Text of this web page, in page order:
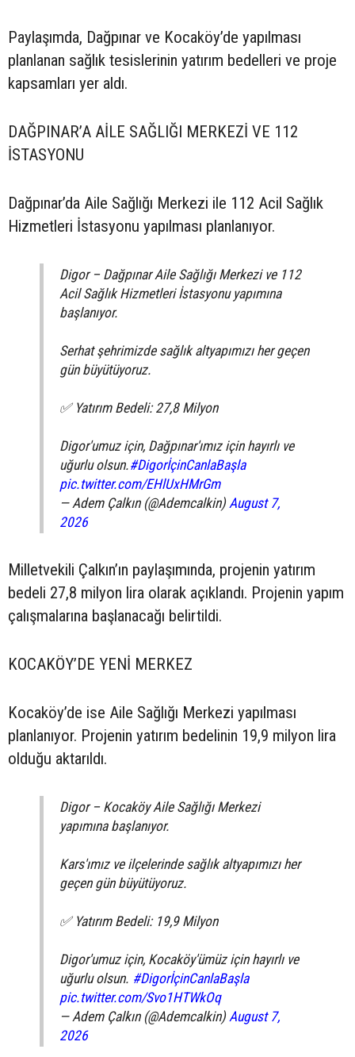
Paylaşımda, Dağpınar ve Kocaköy’de yapılması
planlanan sağlık tesislerinin yatırım bedelleri ve proje
kapsamları yer aldı.
DAĞPINAR’A AİLE SAĞLIĞI MERKEZİ VE 112
İSTASYONU
Dağpınar’da Aile Sağlığı Merkezi ile 112 Acil Sağlık
Hizmetleri İstasyonu yapılması planlanıyor.
Digor – Dağpınar Aile Sağlığı Merkezi ve 112
Acil Sağlık Hizmetleri İstasyonu yapımına
başlanıyor.
Serhat şehrimizde sağlık altyapımızı her geçen
gün büyütüyoruz.
✅ Yatırım Bedeli: 27,8 Milyon
Digor'umuz için, Dağpınar'ımız için hayırlı ve
uğurlu olsun.#DigorİçinCanlaBaşla
pic.twitter.com/EHlUxHMrGm
— Adem Çalkın (@Ademcalkin)August 7,
2026
Milletvekili Çalkın’ın paylaşımında, projenin yatırım
bedeli 27,8 milyon lira olarak açıklandı. Projenin yapım
çalışmalarına başlanacağı belirtildi.
KOCAKÖY’DE YENİ MERKEZ
Kocaköy’de ise Aile Sağlığı Merkezi yapılması
planlanıyor. Projenin yatırım bedelinin 19,9 milyon lira
olduğu aktarıldı.
Digor – Kocaköy Aile Sağlığı Merkezi
yapımına başlanıyor.
Kars'ımız ve ilçelerinde sağlık altyapımızı her
geçen gün büyütüyoruz.
✅ Yatırım Bedeli: 19,9 Milyon
Digor'umuz için, Kocaköy'ümüz için hayırlı ve
uğurlu olsun. #DigorİçinCanlaBaşla
pic.twitter.com/Svo1HTWkOq
— Adem Çalkın (@Ademcalkin)August 7,
2026